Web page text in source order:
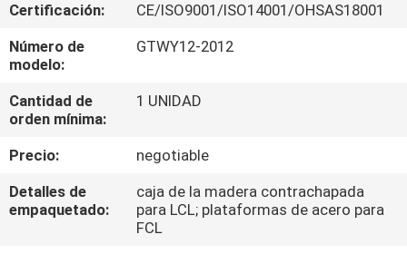
VIAJE
DE
LA
FÁBRICA
CONTROL
DE
CALIDAD
Certificación:
CE/ISO9001/ISO14001/OHSAS18001
Número de
modelo:
GTWY12-2012
Cantidad de
orden mínima:
1 UNIDAD
Precio:
negotiable
Detalles de
empaquetado:
caja de la madera contrachapada
para LCL; plataformas de acero para
FCL